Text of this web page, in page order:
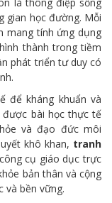
là thông điệp sống
gian học đường. Mỗi
mang tính ứng dụng
thành trong tiềm
phát triển tư duy có
để kháng khuẩn và
được bài học thực tế
và đạo đức môi
khô khan, tranh
cụ giáo dục trực
bản thân và cộng
và bền vững.